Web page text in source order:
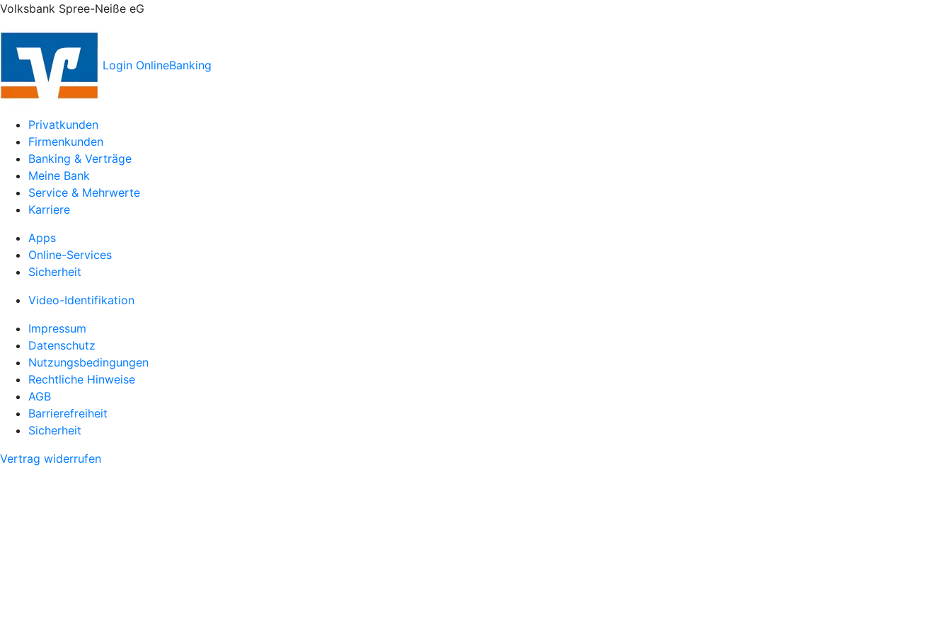
Volksbank Spree-Neiße eG
Login OnlineBanking
Privatkunden
Firmenkunden
Banking & Verträge
Meine Bank
Service & Mehrwerte
Karriere
Apps
Online-Services
Sicherheit
Video-Identifikation
Impressum
Datenschutz
Nutzungsbedingungen
Rechtliche Hinweise
AGB
Barrierefreiheit
Sicherheit
Vertrag widerrufen